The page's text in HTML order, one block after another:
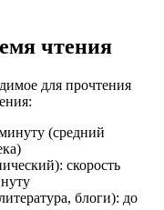
чтения
для прочтения
(средний
скорость
блоги): до